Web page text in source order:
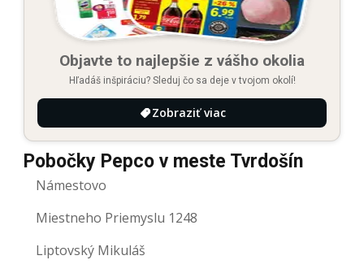
Objavte to najlepšie z vášho okolia
Hľadáš inšpiráciu? Sleduj čo sa deje v tvojom okolí!
Zobraziť viac
Pobočky Pepco v meste Tvrdošín
Námestovo
Miestneho Priemyslu 1248
Liptovský Mikuláš